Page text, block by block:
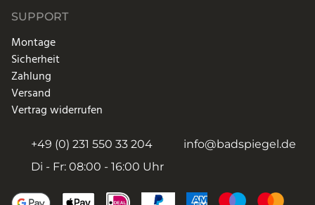
SUPPORT
Montage
Sicherheit
Zahlung
Versand
Vertrag widerrufen
+49 (0) 231 550 33 204
info@badspiegel.de
Di - Fr: 08:00 - 16:00 Uhr